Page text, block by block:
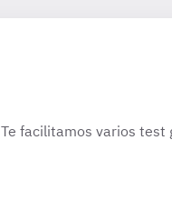
Te facilitamos varios test